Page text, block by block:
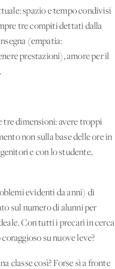
spazio e tempo condivisi
tre compiti dettati dalla
(empatia:
prestazioni), amore per il
tre dimensioni: avere troppi
non sulla base delle ore in
e con lo studente,
evidenti da anni) di
sul numero di alunni per
Con tutti i precari in cerca
su nuove leve?
classe così? Forse sì a fronte